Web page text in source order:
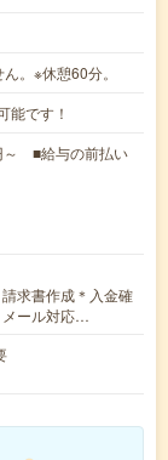
。※休憩60分。
能です！
～ ■給与の前払い
求書作成＊入金確
メール対応…